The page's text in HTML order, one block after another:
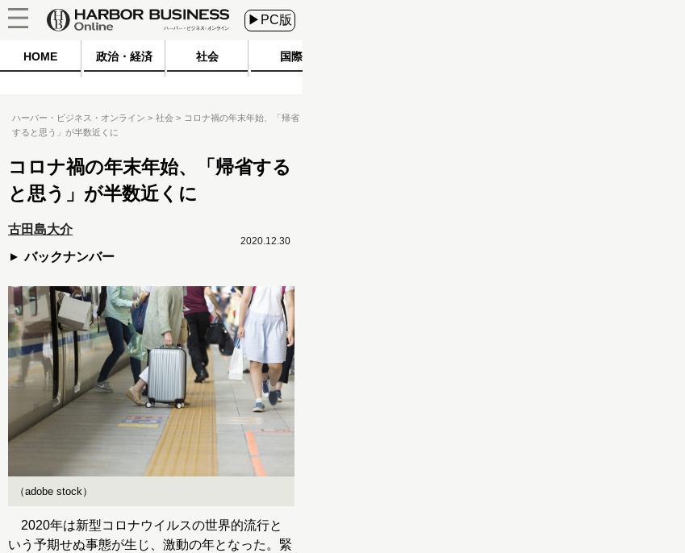
▶PC版
HOME 政治・経済 社会 国際
ハーバー・ビジネス・オンライン 社会
コロナ禍の年末年始、「帰省
すると思う」が半数近くに
コロナ禍の年末年始、「帰省する
と思う」が半数近くに
古田島大介
バックナンバー
2020.12.30
（adobe stock）
2020年は新型コロナウイルスの世界的流行と
いう予期せぬ事態が生じ、激動の年となった。緊